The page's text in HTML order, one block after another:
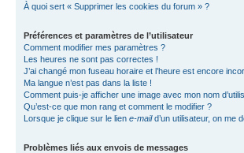
À quoi sert « Supprimer les cookies du forum » ?
Préférences et paramètres de l’utilisateur
Comment modifier mes paramètres ?
Les heures ne sont pas correctes !
J’ai changé mon fuseau horaire et l’heure est encore
Ma langue n’est pas dans la liste !
Comment puis-je afficher une image avec mon nom
Qu’est-ce que mon rang et comment le modifier ?
Lorsque je clique sur le lien e-maild’un utilisateur, on me
Problèmes liés aux envois de messages